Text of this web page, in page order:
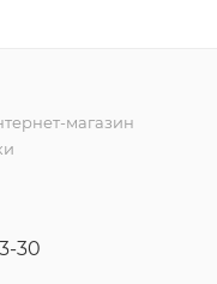
магазин
30